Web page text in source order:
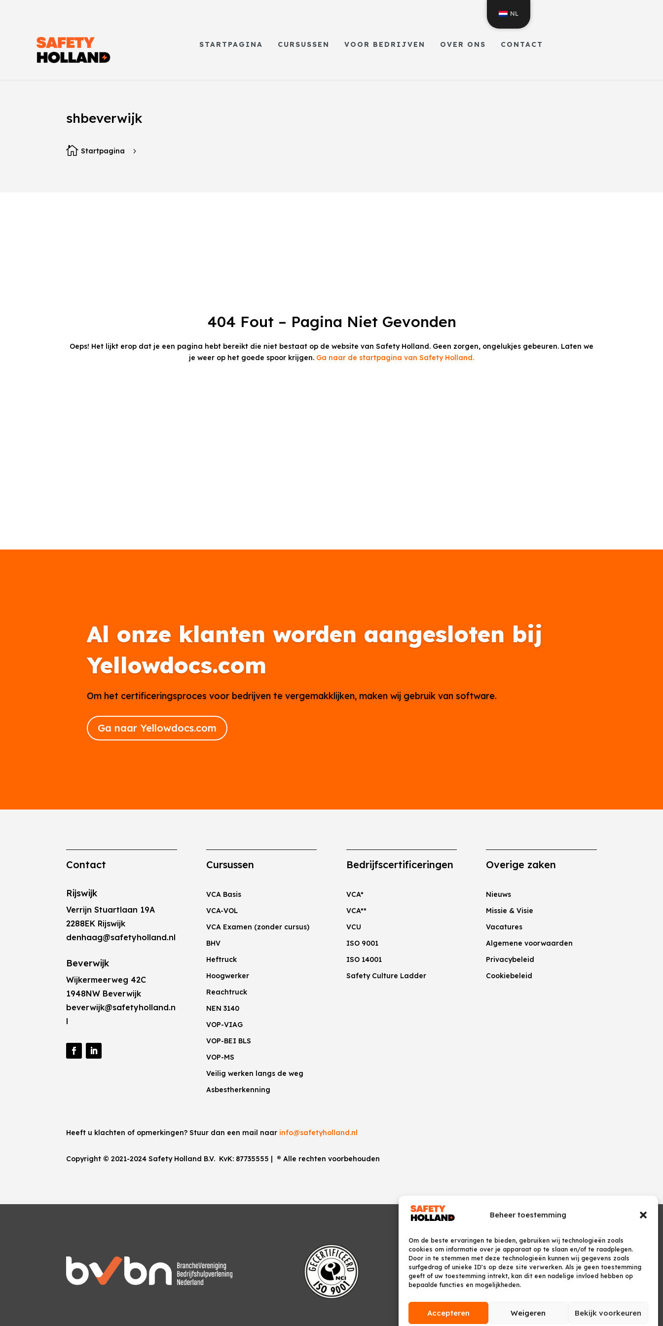
Beheer toestemming
Om de beste ervaringen te bieden, gebruiken wij technologieën zoals
cookies om informatie over je apparaat op te slaan en/of te raadplegen.
Door in te stemmen met deze technologieën kunnen wij gegevens zoals
surfgedrag of unieke ID's op deze site verwerken. Als je geen toestemming
geeft of uw toestemming intrekt, kan dit een nadelige invloed hebben op
bepaalde functies en mogelijkheden.
Accepteren Weigeren Bekijk voorkeuren
STARTPAGINA CURSUSSEN VOOR BEDRIJVEN OVER ONS CONTACT
shbeverwijk
 Startpagina 5
404 Fout – Pagina Niet Gevonden
Oeps! Het lijkt erop dat je een pagina hebt bereikt die niet bestaat op de website van Safety Holland. Geen zorgen, ongelukjes gebeuren. Laten we
je weer op het goede spoor krijgen. Ga naar de startpagina van Safety Holland.
Al onze klanten worden aangesloten bij
Yellowdocs.com
Om het certificeringsproces voor bedrijven te vergemakklijken, maken wij gebruik van software.
Ga naar Yellowdocs.com
Contact
Rijswijk
Verrijn Stuartlaan 19A
2288EK Rijswijk
denhaag@safetyholland.nl
Beverwijk
Wijkermeerweg 42C
1948NW Beverwijk
beverwijk@safetyholland.n
l
Cursussen
VCA Basis
VCA-VOL
VCA Examen (zonder cursus)
BHV
Heftruck
Hoogwerker
Reachtruck
NEN 3140
VOP-VIAG
VOP-BEI BLS
VOP-MS
Veilig werken langs de weg
Asbestherkenning
Bedrijfscertificeringen
VCA*
VCA**
VCU
ISO 9001
ISO 14001
Safety Culture Ladder
Overige zaken
Nieuws
Missie & Visie
Vacatures
Algemene voorwaarden
Privacybeleid
Cookiebeleid
Heeft u klachten of opmerkingen? Stuur dan een mail naar info@safetyholland.nl
Copyright © 2021-2024 Safety Holland B.V. KvK: 87735555 | ®Alle rechten voorbehouden
NL